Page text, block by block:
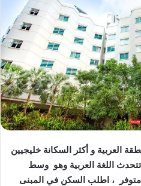
العربية و أكثر السكانة خليجيين
اللغة العربية وهو وسط
متوفر ، اطلب السكن في المبنى